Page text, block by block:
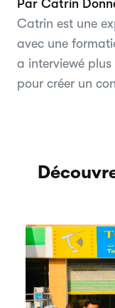
Par Catrin
Catrin est une
avec une
a interviewé
pour créer un